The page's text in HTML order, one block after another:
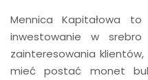
Mennica Kapitałowa
inwestowanie w
zainteresowania
mieć postać monet